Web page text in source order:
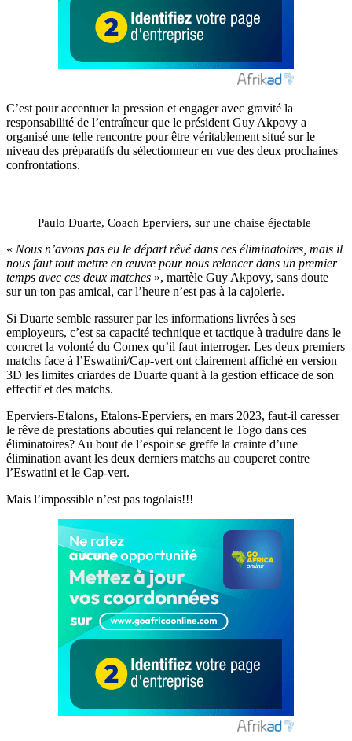
C’est pour accentuer la pression et engager avec gravité la
responsabilité de l’entraîneur que le président Guy Akpovy a
organisé une telle rencontre pour être véritablement situé sur le
niveau des préparatifs du sélectionneur en vue des deux prochaines
confrontations.
Paulo Duarte, Coach Eperviers, sur une chaise éjectable
« Nous n’avons pas eu le départ rêvé dans ces éliminatoires, mais il
nous faut tout mettre en œuvre pour nous relancer dans un premier
temps avec ces deux matches », martèle Guy Akpovy, sans doute
sur un ton pas amical, car l’heure n’est pas à la cajolerie.
Si Duarte semble rassurer par les informations livrées à ses
employeurs, c’est sa capacité technique et tactique à traduire dans le
concret la volonté du Comex qu’il faut interroger. Les deux premiers
matchs face à l’Eswatini/Cap-vert ont clairement affiché en version
3D les limites criardes de Duarte quant à la gestion efficace de son
effectif et des matchs.
Eperviers-Etalons, Etalons-Eperviers, en mars 2023, faut-il caresser
le rêve de prestations abouties qui relancent le Togo dans ces
éliminatoires? Au bout de l’espoir se greffe la crainte d’une
élimination avant les deux derniers matchs au couperet contre
l’Eswatini et le Cap-vert.
Mais l’impossible n’est pas togolais!!!